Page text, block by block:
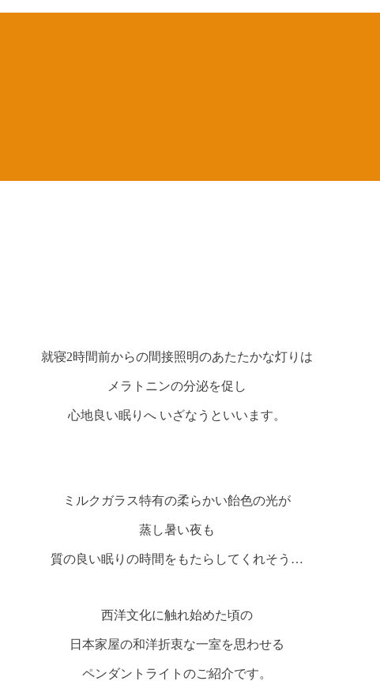
就寝2時間前からの間接照明のあたたかな灯りは
メラトニンの分泌を促し
心地良い眠りへ いざなうといいます。
ミルクガラス特有の柔らかい飴色の光が
蒸し暑い夜も
質の良い眠りの時間をもたらしてくれそう…
西洋文化に触れ始めた頃の
日本家屋の和洋折衷な一室を思わせる
ペンダントライトのご紹介です。